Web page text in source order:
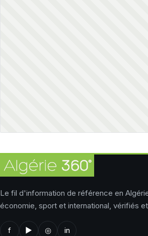
Le fil d'information de référence en
économie, sport et international, vérifiés
f ▶ ◎ in